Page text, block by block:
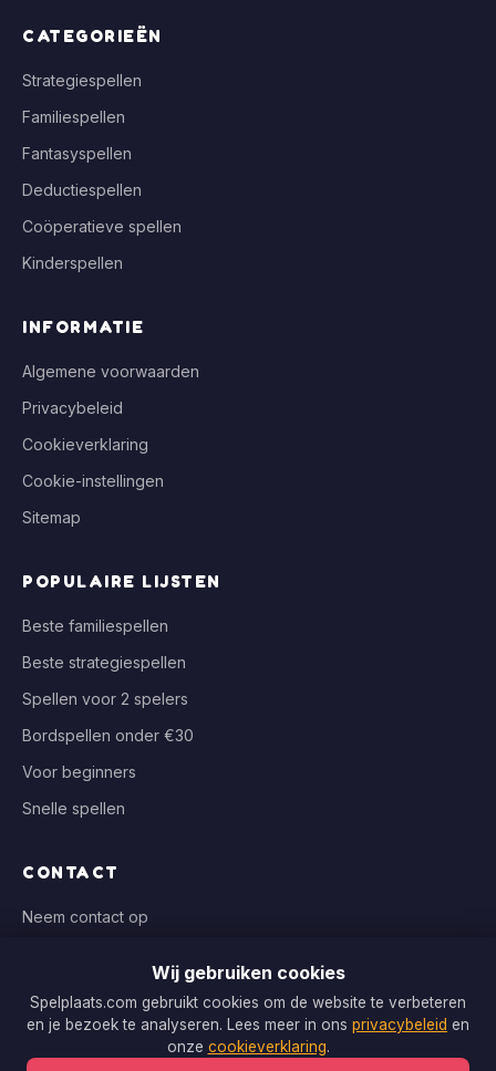
CATEGORIEËN
Strategiespellen
Familiespellen
Fantasyspellen
Deductiespellen
Coöperatieve spellen
Kinderspellen
INFORMATIE
Algemene voorwaarden
Privacybeleid
Cookieverklaring
Cookie-instellingen
Sitemap
POPULAIRE LIJSTEN
Beste familiespellen
Beste strategiespellen
Spellen voor 2 spelers
Bordspellen onder €30
Voor beginners
Snelle spellen
CONTACT
Neem contact op
WIJ VERGELIJKEN BIJ
Bol.com, Spellenrijk, Boardgameshop.nl
Wij gebruiken cookies
Spelplaats.com gebruikt cookies om de website te verbeteren
en je bezoek te analyseren. Lees meer in ons privacybeleid en
onze cookieverklaring.